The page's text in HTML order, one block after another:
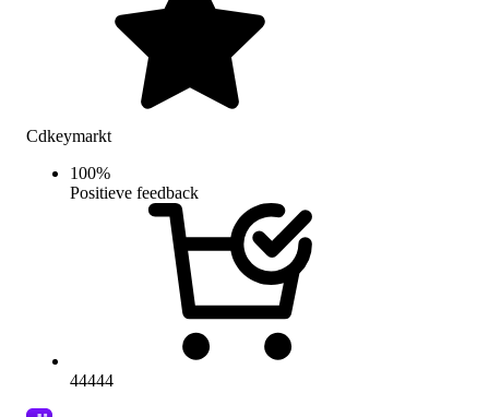
Cdkeymarkt
100%
Positieve feedback
44444